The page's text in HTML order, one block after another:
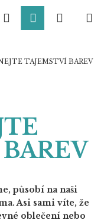
HledatPřihlášení
TAJEMSTVÍ BAREV
působí na naši
Asi sami víte, že
oblečení nebo
HLEDAT